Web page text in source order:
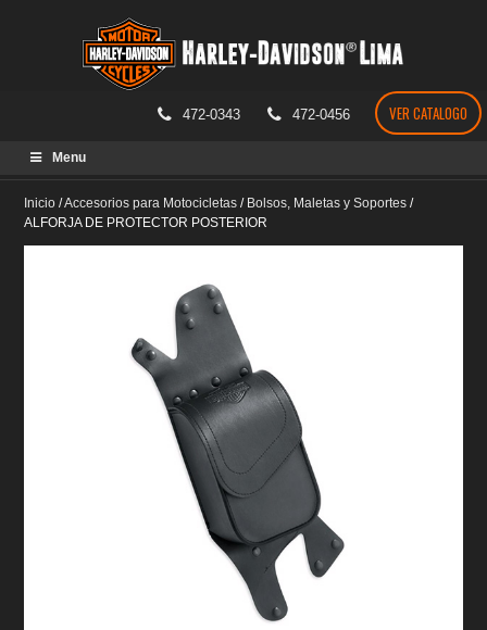
472-0343 472-0456 VER CATALOGO
Menu
Inicio /Accesorios para Motocicletas / Bolsos, Maletas y Soportes /
ALFORJA DE PROTECTOR POSTERIOR